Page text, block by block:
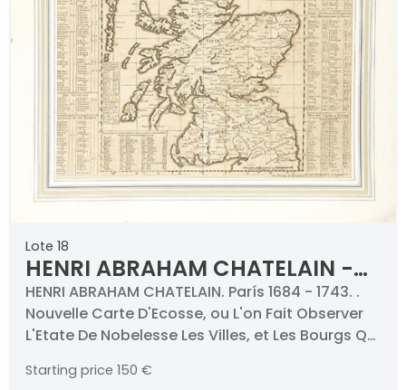
Lote 18
HENRI ABRAHAM CHATELAIN -
Nouvelle Carte D'Ecosse, ou L'on
Fait Observer L'Etate De
Nobelesse Les Villes, et Les
Bourgs Qui Deputent Au
HENRI ABRAHAM CHATELAIN. París 1684 - 1743. .
Nouvelle Carte D'Ecosse, ou L'on Fait Observer
L'Etate De Nobelesse Les Villes, et Les Bourgs Qui
Firmado y titulado. Medidas 350 x 460 mm
Starting price 150 €